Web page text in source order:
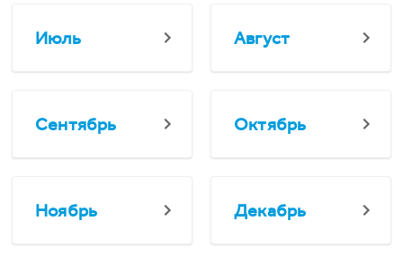
Июль Август
Сентябрь Октябрь
Ноябрь Декабрь